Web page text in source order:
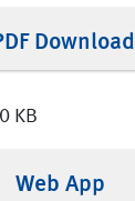
Download
KB
Web App